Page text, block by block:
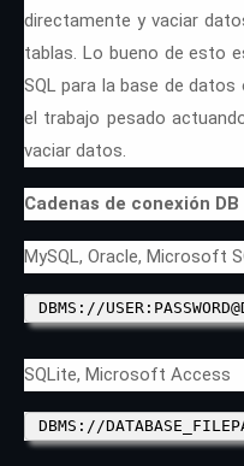
directamente y vaciar
tablas. Lo bueno de esto
SQL para la base de
el trabajo pesado
vaciar datos.
Cadenas de conexión DB
MySQL, Oracle, Microsoft
DBMS://
SQLite, Microsoft Access
DBMS://